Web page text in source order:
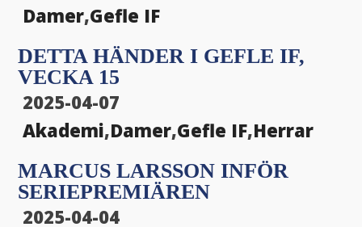
Damer,Gefle IF
DETTA HÄNDER I GEFLE IF,
VECKA 15
2025-04-07
Akademi,Damer,Gefle IF,Herrar
MARCUS LARSSON INFÖR
SERIEPREMIÄREN
2025-04-04